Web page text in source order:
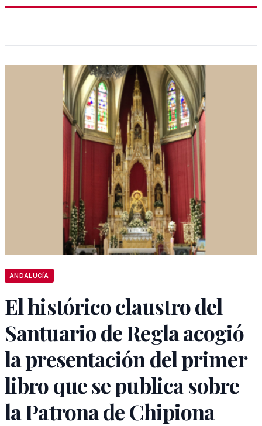
ANDALUCÍA
El histórico claustro del
Santuario de Regla acogió
la presentación del primer
libro que se publica sobre
la Patrona de Chipiona